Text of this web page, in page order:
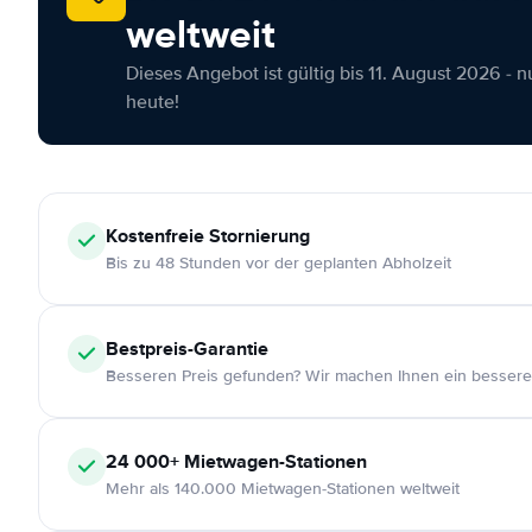
weltweit
Dieses Angebot ist gültig bis 11. August 2026 -
heute!
KostenfreieStornierung
Bis zu 48 Stunden vor der geplanten Abholzeit
Bestpreis-Garantie
Besseren Preis gefunden? Wir machen Ihnen ein
24 000+ Mietwagen-Stationen
Mehr als 140.000 Mietwagen-Stationen weltweit